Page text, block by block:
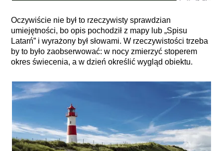
Oczywiście nie był to rzeczywisty sprawdzian
umiejętności, bo opis pochodził z mapy lub „Spisu
Latarń” i wyrażony był słowami. W rzeczywistości trzeba
by to było zaobserwować: w nocy zmierzyć stoperem
okres świecenia, a w dzień określić wygląd obiektu.